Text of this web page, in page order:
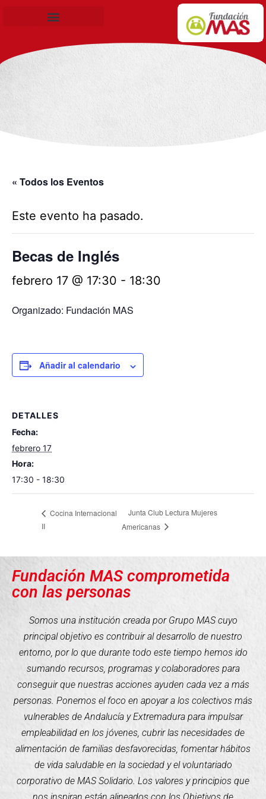
« Todos los Eventos
Este evento ha pasado.
Becas de Inglés
febrero 17 @ 17:30 - 18:30
Organizado: Fundación MAS
Añadir al calendario
DETALLES
Fecha:
febrero 17
Hora:
17:30 - 18:30
Cocina Internacional
II
Junta Club Lectura Mujeres
Americanas
Fundación MAS comprometida
con las personas
Somos una institución creada por Grupo MAS cuyo
principal objetivo es contribuir al desarrollo de nuestro
entorno, por lo que durante todo este tiempo hemos ido
sumando recursos, programas y colaboradores para
conseguir que nuestras acciones ayuden cada vez a más
personas. Ponemos el foco en apoyar a los colectivos más
vulnerables de Andalucía y Extremadura para impulsar
empleabilidad en los jóvenes, cubrir las necesidades de
alimentación de familias desfavorecidas, fomentar hábitos
de vida saludable en la sociedad y el voluntariado
corporativo de MAS Solidario. Los valores y principios que